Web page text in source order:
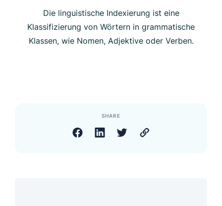
Die linguistische Indexierung ist eine
Klassifizierung von Wörtern in grammatische
Klassen, wie Nomen, Adjektive oder Verben.
SHARE